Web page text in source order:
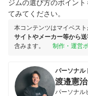
ジムの選び方のポイン
てみてください。
本コンテンツはマイベス
サイトやメーカー等から
含みます。
制作・運営
パーソナル
渡邉憲治
パーソナル